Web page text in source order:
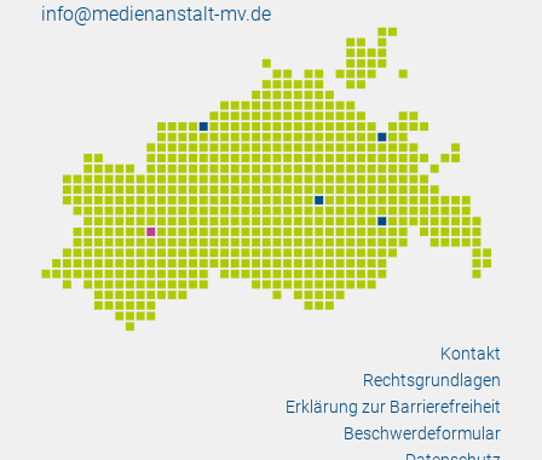
info@medienanstalt-mv.de
Kontakt
Rechtsgrundlagen
Erklärung zur Barrierefreiheit
Beschwerdeformular